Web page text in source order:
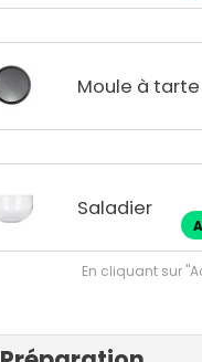
Moule à tarte
Saladier
En cliquant sur